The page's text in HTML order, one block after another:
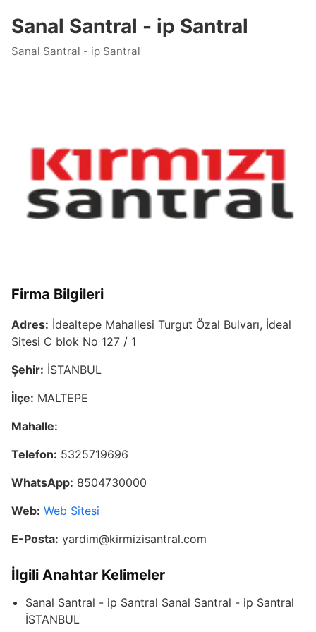
Sanal Santral - ip Santral
Sanal Santral - ip Santral
Firma Bilgileri
Adres: İdealtepe Mahallesi Turgut Özal Bulvarı, İdeal
Sitesi C blok No 127 / 1
Şehir: İSTANBUL
İlçe: MALTEPE
Mahalle:
Telefon: 5325719696
WhatsApp: 8504730000
Web: Web Sitesi
E-Posta: yardim@kirmizisantral.com
İlgili Anahtar Kelimeler
Sanal Santral - ip Santral Sanal Santral - ip Santral
İSTANBUL